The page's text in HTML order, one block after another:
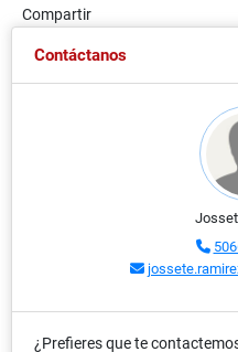
Compartir
Contáctanos
¿Prefieres que te